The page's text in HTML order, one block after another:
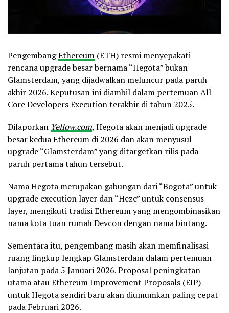
PengembangEthereum (ETH) resmi menyepakati
rencana upgrade besar bernama “Hegota” bukan
Glamsterdam, yang dijadwalkan meluncur pada paruh
akhir 2026. Keputusan ini diambil dalam pertemuan All
Core Developers Execution terakhir di tahun 2025.
Dilaporkan Yellow.com, Hegota akan menjadi upgrade
besar kedua Ethereum di 2026 dan akan menyusul
upgrade “Glamsterdam” yang ditargetkan rilis pada
paruh pertama tahun tersebut.
Nama Hegota merupakan gabungan dari “Bogota” untuk
upgrade execution layer dan “Heze” untuk consensus
layer, mengikuti tradisi Ethereum yang mengombinasikan
nama kota tuan rumah Devcon dengan nama bintang.
Sementara itu, pengembang masih akan memfinalisasi
ruang lingkup lengkap Glamsterdam dalam pertemuan
lanjutan pada 5 Januari 2026. Proposal peningkatan
utama atau Ethereum Improvement Proposals (EIP)
untuk Hegota sendiri baru akan diumumkan paling cepat
pada Februari 2026.